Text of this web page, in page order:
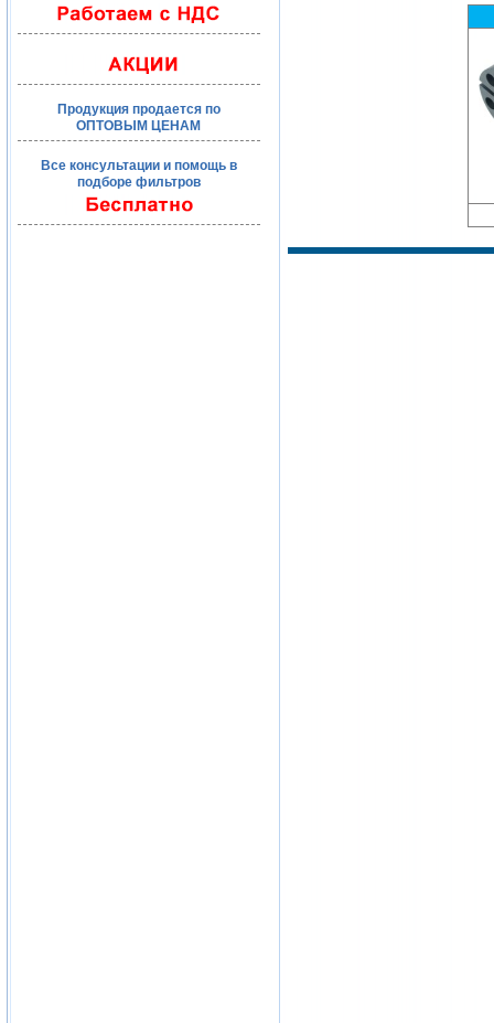
Продукция продается по
ОПТОВЫМ ЦЕНАМ
Все консультации и помощь в
подборе фильтров